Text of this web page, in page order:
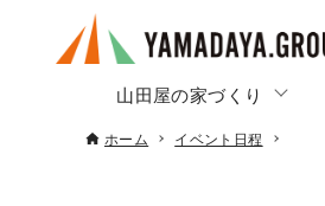
山田屋の家づくり
ホーム イベント日程